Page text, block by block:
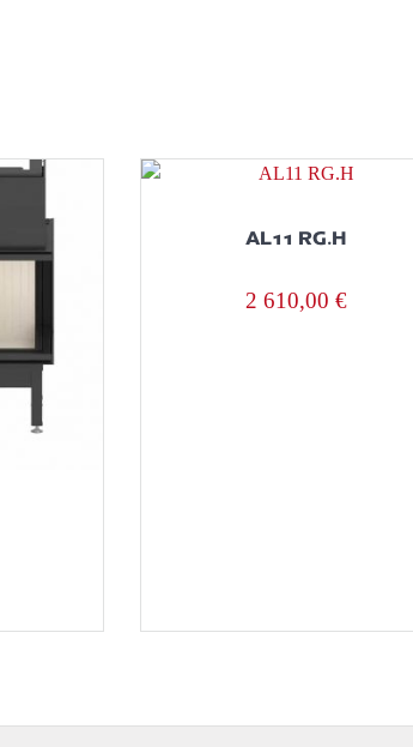
AL11 RG.H
2 610,00 €